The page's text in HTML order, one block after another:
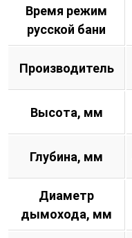
Время режим
русской бани
Производитель
Высота, мм
Глубина, мм
Диаметр
дымохода, мм